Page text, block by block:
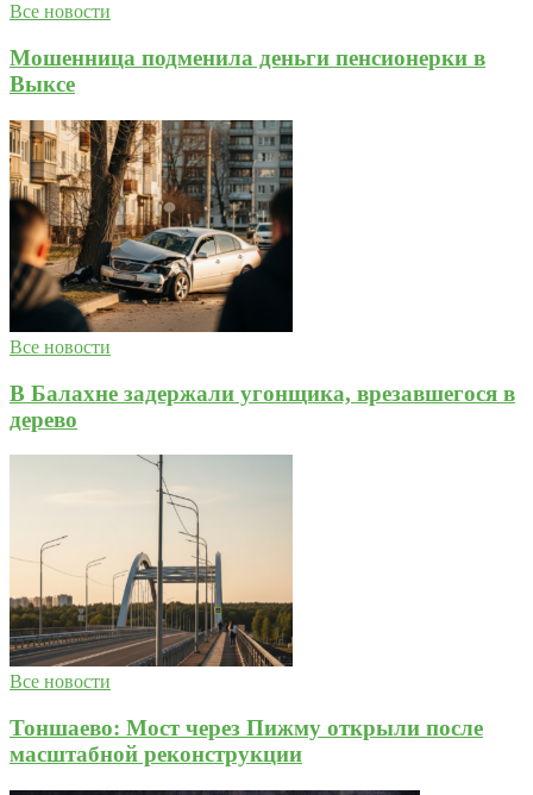
Все новости
Мошенница подменила деньги пенсионерки в
Выксе
Все новости
В Балахне задержали угонщика, врезавшегося в
дерево
Все новости
Тоншаево: Мост через Пижму открыли после
масштабной реконструкции